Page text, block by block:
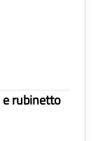
rubinetto